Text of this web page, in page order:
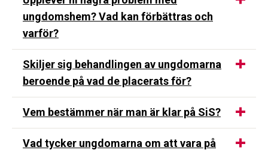
ungdomshem? Vad kan förbättras och
varför?
Skiljer sig behandlingen av ungdomarna
beroende på vad de placerats för?
Vem bestämmer när man är klar på SiS?
Vad tycker ungdomarna om att vara på